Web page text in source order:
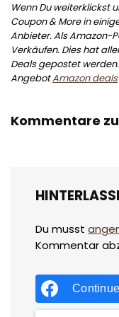
Wenn Du weiterklickst
Coupon & More in
Anbieter. Als Amazon-
Verkäufen. Dies hat
Deals gepostet werden.
AngebotAmazon deals
Kommentare
Du musst
Kommentar